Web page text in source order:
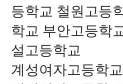
등학교 철원고등
학교 부안고등학
설고등학교
계성여자고등학